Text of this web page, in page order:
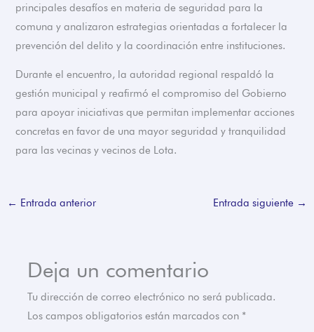
principales desafíos en materia de seguridad para la
comuna y analizaron estrategias orientadas a fortalecer la
prevención del delito y la coordinación entre instituciones.
Durante el encuentro, la autoridad regional respaldó la
gestión municipal y reafirmó el compromiso del Gobierno
para apoyar iniciativas que permitan implementar acciones
concretas en favor de una mayor seguridad y tranquilidad
para las vecinas y vecinos de Lota.
← Entrada anterior Entrada siguiente →
Deja un comentario
Tu dirección de correo electrónico no será publicada.
Los campos obligatorios están marcados con *